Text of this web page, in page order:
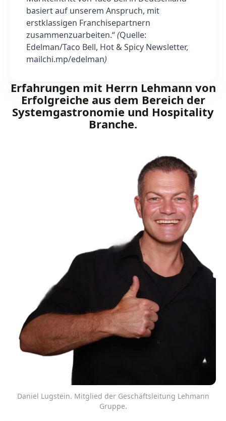
basiert auf unserem Anspruch, mit
erstklassigen Franchisepartnern
zusammenzuarbeiten.“(Quelle:
Edelman/Taco Bell, Hot & Spicy Newsletter,
mailchi.mp/edelman)
Erfahrungen mit Herrn Lehmann von
Erfolgreiche aus dem Bereich der
Systemgastronomie und Hospitality
Branche.
Daniel Lugstein. Mitglied der Geschäftsleitung Lehmann
Gruppe.